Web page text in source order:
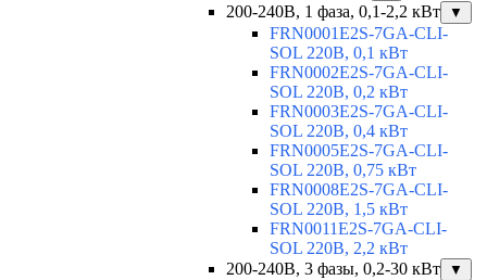
200-240В, 1 фаза, 0,1-2,2 кВт ▼
FRN0001E2S-7GA-CLI-
SOL 220В, 0,1 кВт
FRN0002E2S-7GA-CLI-
SOL 220В, 0,2 кВт
FRN0003E2S-7GA-CLI-
SOL 220В, 0,4 кВт
FRN0005E2S-7GA-CLI-
SOL 220В, 0,75 кВт
FRN0008E2S-7GA-CLI-
SOL 220В, 1,5 кВт
FRN0011E2S-7GA-CLI-
SOL 220В, 2,2 кВт
200-240В, 3 фазы, 0,2-30 кВт
▼